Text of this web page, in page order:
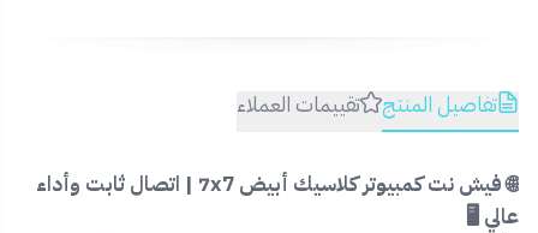
تفاصيل المنتج تقييمات العملاء
🌐 فيش نت كمبيوتر كلاسيك أبيض 7x7 | اتصال ثابت وأداء
عالي 🖥️